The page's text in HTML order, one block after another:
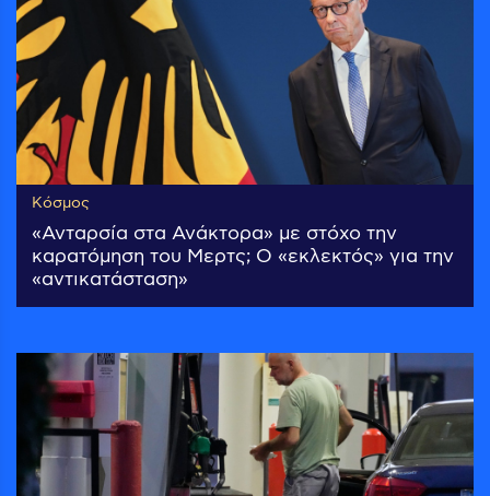
Κόσμος
«Ανταρσία στα Ανάκτορα» με στόχο την
καρατόμηση του Μερτς; Ο «εκλεκτός» για την
«αντικατάσταση»